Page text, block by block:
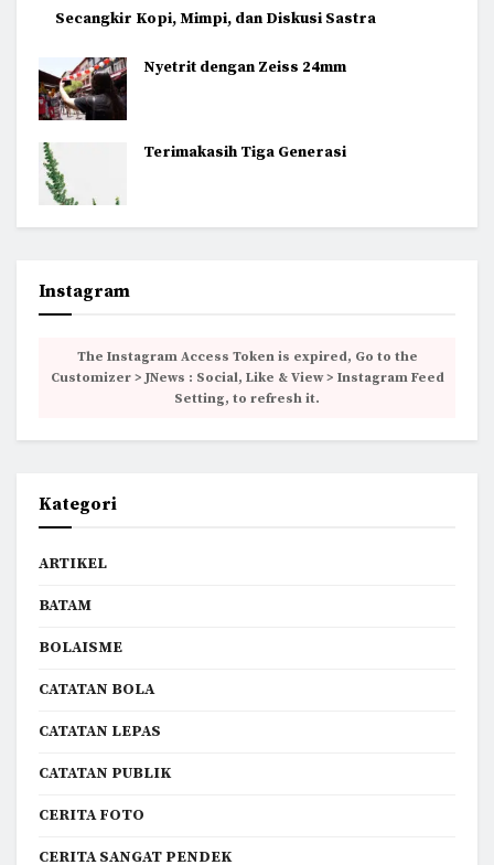
Secangkir Kopi, Mimpi, dan Diskusi Sastra
Nyetrit dengan Zeiss 24mm
Terimakasih Tiga Generasi
Instagram
The Instagram Access Token is expired, Go to the
Customizer > JNews : Social, Like & View > Instagram Feed
Setting, to refresh it.
Kategori
ARTIKEL
BATAM
BOLAISME
CATATAN BOLA
CATATAN LEPAS
CATATAN PUBLIK
CERITA FOTO
CERITA SANGAT PENDEK